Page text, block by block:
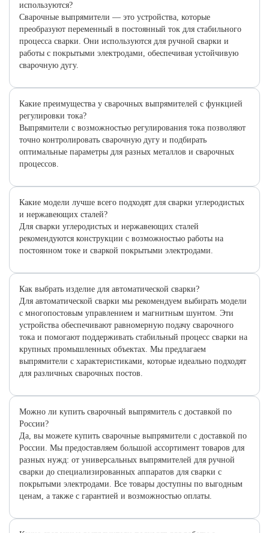
используются?
Сварочные выпрямители — это устройства, которые
преобразуют переменный в постоянный ток для стабильного
процесса сварки. Они используются для ручной сварки и
работы с покрытыми электродами, обеспечивая устойчивую
сварочную дугу.
Какие преимущества у сварочных выпрямителей с функцией
регулировки тока?
Выпрямители с возможностью регулирования тока позволяют
точно контролировать сварочную дугу и подбирать
оптимальные параметры для разных металлов и сварочных
процессов.
Какие модели лучше всего подходят для сварки углеродистых
и нержавеющих сталей?
Для сварки углеродистых и нержавеющих сталей
рекомендуются конструкции с возможностью работы на
постоянном токе и сваркой покрытыми электродами.
Как выбрать изделие для автоматической сварки?
Для автоматической сварки мы рекомендуем выбирать модели
с многопостовым управлением и магнитным шунтом. Эти
устройства обеспечивают равномерную подачу сварочного
тока и помогают поддерживать стабильный процесс сварки на
крупных промышленных объектах. Мы предлагаем
выпрямители с характеристиками, которые идеально подходят
для различных сварочных постов.
Можно ли купить сварочный выпрямитель с доставкой по
России?
Да, вы можете купить сварочные выпрямители с доставкой по
России. Мы предоставляем большой ассортимент товаров для
разных нужд: от универсальных выпрямителей для ручной
сварки до специализированных аппаратов для сварки с
покрытыми электродами. Все товары доступны по выгодным
ценам, а также с гарантией и возможностью оплаты.